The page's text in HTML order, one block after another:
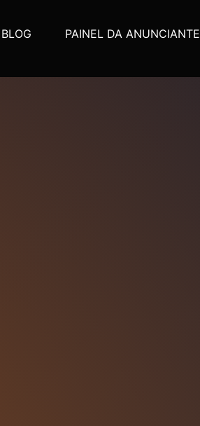
BLOG PAINEL DA ANUNCIANTE